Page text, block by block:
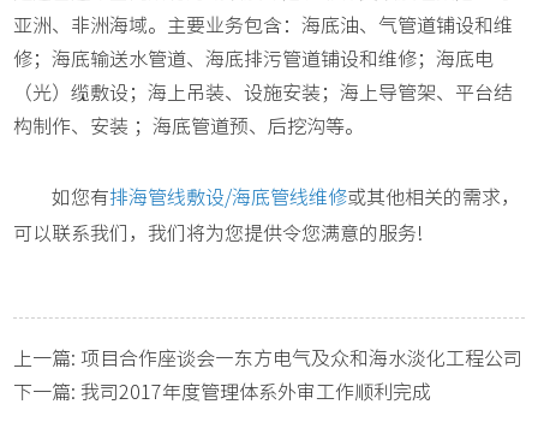
亚洲、非洲海域。主要业务包含：海底油、气管道铺设和维
修；海底输送水管道、海底排污管道铺设和维修；海底电
（光）缆敷设；海上吊装、设施安装；海上导管架、平台结
构制作、安装 ；海底管道预、后挖沟等。
如您有排海管线敷设/海底管线维修或其他相关的需求，
可以联系我们，我们将为您提供令您满意的服务!
上一篇:项目合作座谈会—东方电气及众和海水淡化工程公司
下一篇: 我司2017年度管理体系外审工作顺利完成